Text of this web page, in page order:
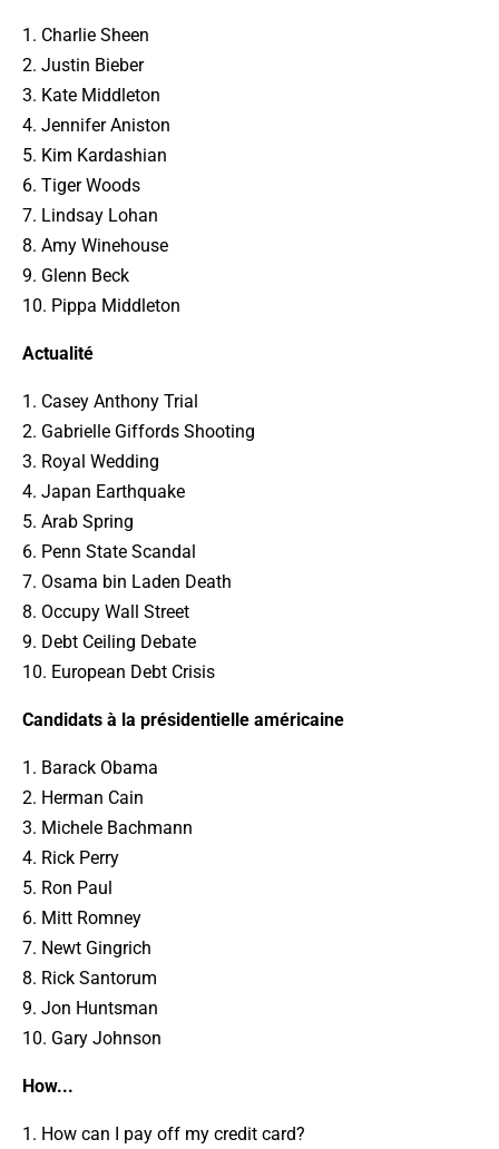
1. Charlie Sheen
2. Justin Bieber
3. Kate Middleton
4. Jennifer Aniston
5. Kim Kardashian
6. Tiger Woods
7. Lindsay Lohan
8. Amy Winehouse
9. Glenn Beck
10. Pippa Middleton
Actualité
1. Casey Anthony Trial
2. Gabrielle Giffords Shooting
3. Royal Wedding
4. Japan Earthquake
5. Arab Spring
6. Penn State Scandal
7. Osama bin Laden Death
8. Occupy Wall Street
9. Debt Ceiling Debate
10. European Debt Crisis
Candidats à la présidentielle américaine
1. Barack Obama
2. Herman Cain
3. Michele Bachmann
4. Rick Perry
5. Ron Paul
6. Mitt Romney
7. Newt Gingrich
8. Rick Santorum
9. Jon Huntsman
10. Gary Johnson
How...
1. How can I pay off my credit card?